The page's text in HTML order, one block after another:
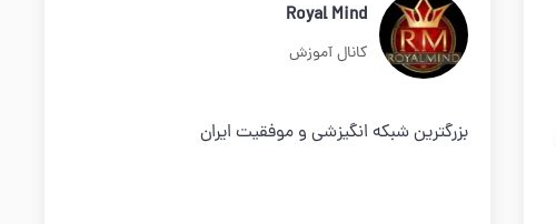
Royal Mind
کانال آموزش
بزرگترین شبکه انگیزشی و موفقیت ایران